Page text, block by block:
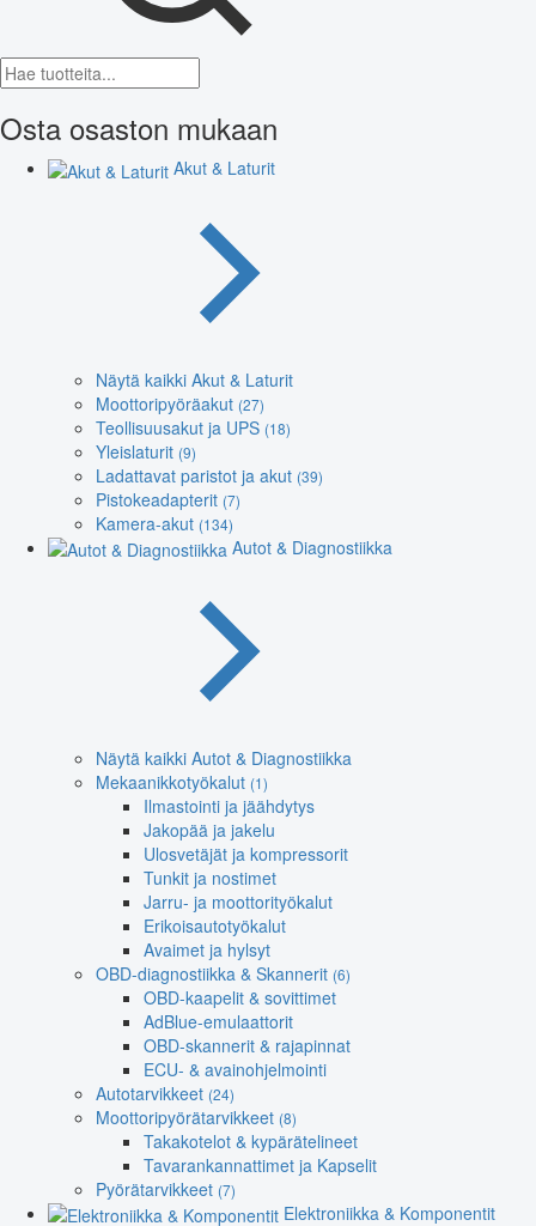
Osta osaston mukaan
Akut & Laturit
Näytä kaikki Akut & Laturit
Moottoripyöräakut (27)
Teollisuusakut ja UPS (18)
Yleislaturit (9)
Ladattavat paristot ja akut (39)
Pistokeadapterit (7)
Kamera-akut (134)
Autot & Diagnostiikka
Näytä kaikki Autot & Diagnostiikka
Mekaanikkotyökalut (1)
Ilmastointi ja jäähdytys
Jakopää ja jakelu
Ulosvetäjät ja kompressorit
Tunkit ja nostimet
Jarru- ja moottorityökalut
Erikoisautotyökalut
Avaimet ja hylsyt
OBD-diagnostiikka & Skannerit (6)
OBD-kaapelit & sovittimet
AdBlue-emulaattorit
OBD-skannerit & rajapinnat
ECU- & avainohjelmointi
Autotarvikkeet (24)
Moottoripyörätarvikkeet (8)
Takakotelot & kypärätelineet
Tavarankannattimet ja Kapselit
Pyörätarvikkeet (7)
Elektroniikka & Komponentit